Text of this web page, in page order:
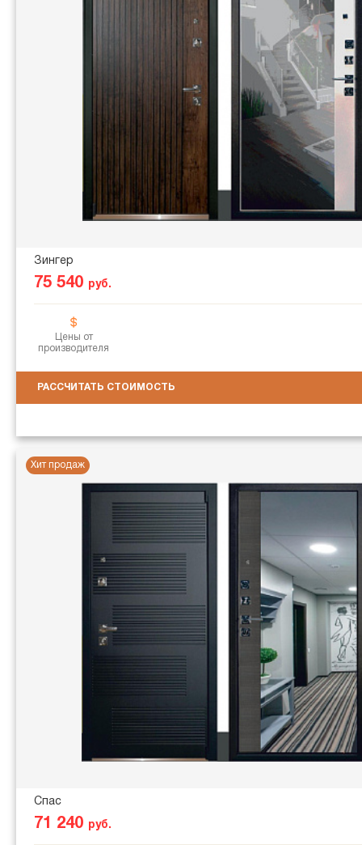
Зингер
75 540 руб.
Цены от
производителя
РАССЧИТАТЬ СТОИМОСТЬ
Хит продаж
Спас
71 240 руб.